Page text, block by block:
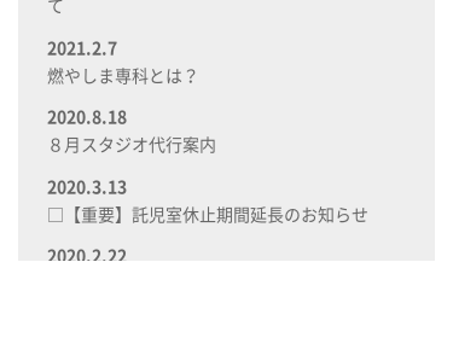
て
2021.2.7
燃やしま専科とは？
2020.8.18
８月スタジオ代行案内
2020.3.13
□【重要】託児室休止期間延長のお知らせ
2020.2.22